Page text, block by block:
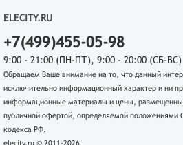
ELECITY.RU
+7(499)455-05-98
9:00 - 21:00 (ПН-ПТ), 9:00 - 20:00 (СБ-ВС)
Обращаем Ваше внимание на то, что данный
исключительно информационный характер и ни
информационные материалы и цены,
публичной офертой, определяемой положениями
кодекса РФ.
elecity.ru © 2011-2026